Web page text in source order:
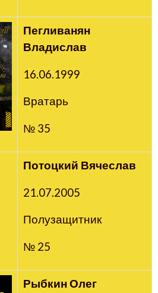
Пегливанян
Владислав
16.06.1999
Вратарь
№ 35
Потоцкий Вячеслав
21.07.2005
Полузащитник
№ 25
Рыбкин Олег